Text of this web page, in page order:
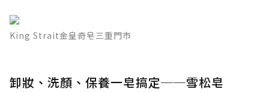
King Strait金皇奇皂三重門市
卸妝、洗顏、保養一皂搞定──雪松皂